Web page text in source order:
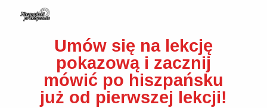
Umów się na lekcję
pokazową i zacznij
mówić po hiszpańsku
już od pierwszej lekcji!